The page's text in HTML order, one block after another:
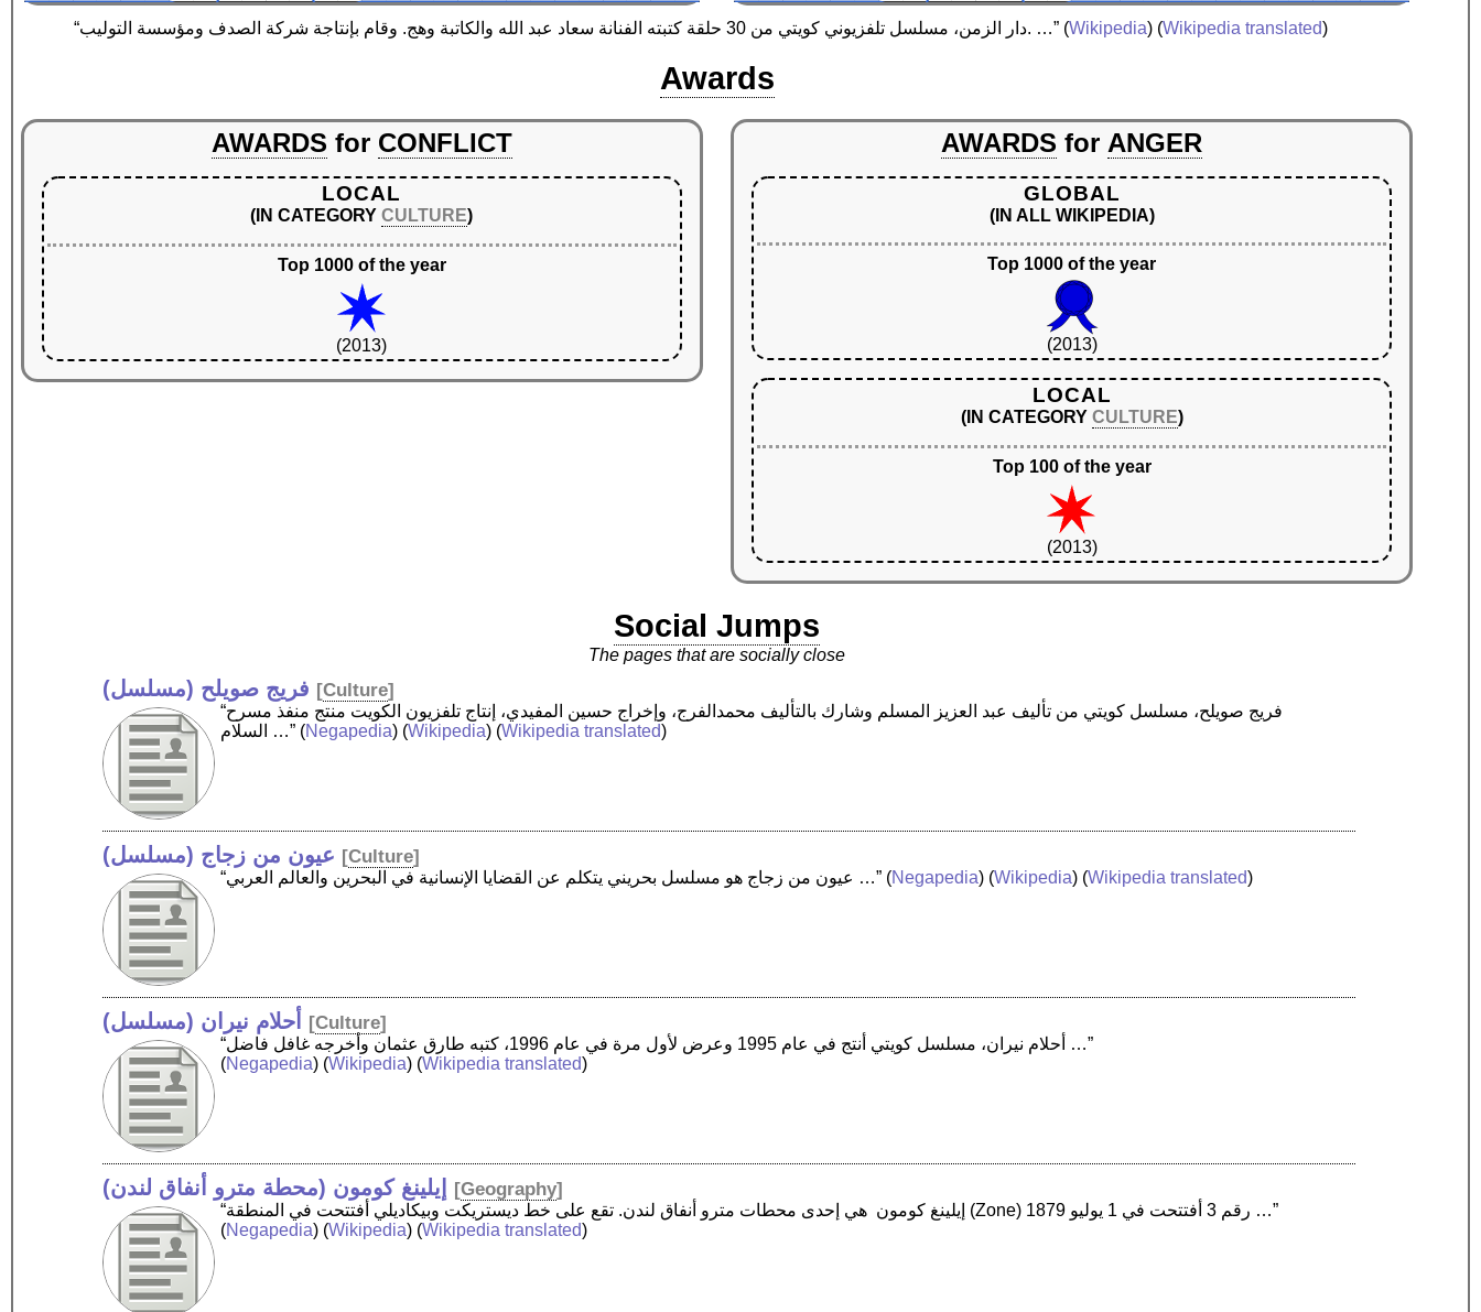
“دار الزمن، مسلسل تلفزيوني كويتي من 30 حلقة كتبته الفنانة سعاد عبد الله والكاتبة وهج. وقام بإنتاجة شركة الصدف ومؤسسة التوليب. …” (Wikipedia) (Wikipedia translated)
Awards
AWARDS for CONFLICT
LOCAL
(IN CATEGORYCULTURE)
Top 1000 of the year
(2013)
AWARDS for ANGER
GLOBAL
(IN ALL WIKIPEDIA)
Top 1000 of the year
(2013)
LOCAL
(IN CATEGORY CULTURE)
Top 100 of the year
(2013)
Social Jumps
The pages that are socially close
فريج صويلح (مسلسل) [Culture]
“فريج صويلح، مسلسل كويتي من تأليف عبد العزيز المسلم وشارك بالتأليف محمدالفرج، وإخراج حسين المفيدي، إنتاج تلفزيون الكويت منتج منفذ مسرح
السلام …” (Negapedia) (Wikipedia) (Wikipedia translated)
عيون من زجاج (مسلسل) [Culture]
“عيون من زجاج هو مسلسل بحريني يتكلم عن القضايا الإنسانية في البحرين والعالم العربي …” (Negapedia) (Wikipedia) (Wikipedia translated)
أحلام نيران (مسلسل) [Culture]
“أحلام نيران، مسلسل كويتي أنتج في عام 1995 وعرض لأول مرة في عام 1996، كتبه طارق عثمان وأخرجه غافل فاضل …”
(Negapedia) (Wikipedia) (Wikipedia translated)
إيلينغ كومون (محطة مترو أنفاق لندن) [Geography]
“إيلينغ كومون ‏ هي إحدى محطات مترو أنفاق لندن. تقع على خط ديستريكت وبيكاديلي أفتتحت في المنطقة (Zone) رقم 3 أفتتحت في 1 يوليو 1879 …”
(Negapedia) (Wikipedia) (Wikipedia translated)